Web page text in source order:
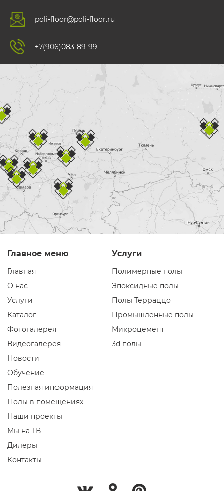
poli-floor@poli-floor.ru
+7(906)083-89-99
Главное меню
Главная
О нас
Услуги
Каталог
Фотогалерея
Видеогалерея
Новости
Обучение
Полезная информация
Полы в помещениях
Наши проекты
Мы на ТВ
Дилеры
Контакты
Услуги
Полимерные полы
Эпоксидные полы
Полы Терраццо
Промышленные полы
Микроцемент
3d полы